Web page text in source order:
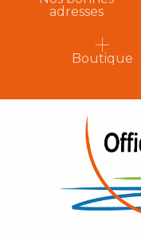
adresses
Boutique